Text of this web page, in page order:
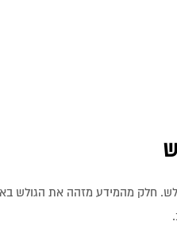
חלק מהמידע מזהה את הגולש